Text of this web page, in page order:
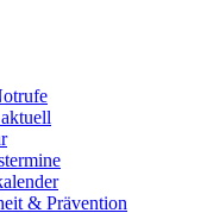
& Prävention